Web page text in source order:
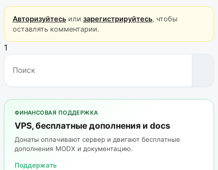
Авторизуйтесьили зарегистрируйтесь, чтобы
оставлять комментарии.
1
ФИНАНСОВАЯ ПОДДЕРЖКА
VPS, бесплатные дополнения и docs
Донаты оплачивают сервер и двигают бесплатные
дополнения MODX и документацию.
Поддержать